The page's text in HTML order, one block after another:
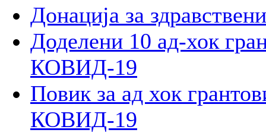
Донација за
Доделени 10 ад-хок
КОВИД-19
Повик за ад хок
КОВИД-19